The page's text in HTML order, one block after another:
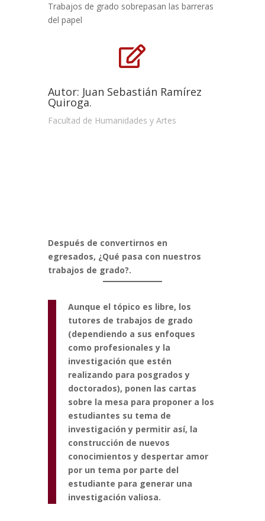
Trabajos de grado sobrepasan las barreras
del papel

Autor: Juan Sebastián Ramírez
Quiroga.
Facultad de Humanidades y Artes
Después de convertirnos en
egresados, ¿Qué pasa con nuestros
trabajos de grado?.
Aunque el tópico es libre, los
tutores de trabajos de grado
(dependiendo a sus enfoques
como profesionales y la
investigación que estén
realizando para posgrados y
doctorados), ponen las cartas
sobre la mesa para proponer a los
estudiantes su tema de
investigación y permitir así, la
construcción de nuevos
conocimientos y despertar amor
por un tema por parte del
estudiante para generar una
investigación valiosa.